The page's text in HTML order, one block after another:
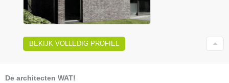
BEKIJK VOLLEDIG PROFIEL
De architecten WAT!